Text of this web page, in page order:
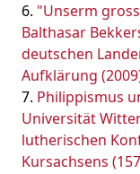
"Unserm
Balthasar
deutschen
Aufklärung
Philippismus
Universität
lutherischen
Kursachsens